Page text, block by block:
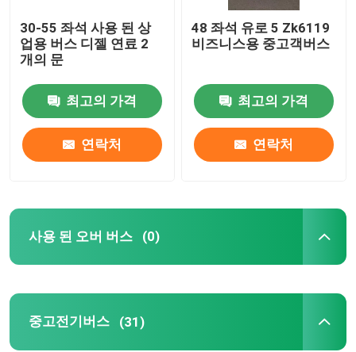
중고 미니 코치
30-55 좌석 사용 된 상
업용 버스 디젤 연료 2
개의 문
최고의 가격
연락처
48 좌석 유로 5 Zk6119
비즈니스용 중고객버스
최고의 가격
연락처
사용 된 오버 버스 (0)
중고전기버스 (31)